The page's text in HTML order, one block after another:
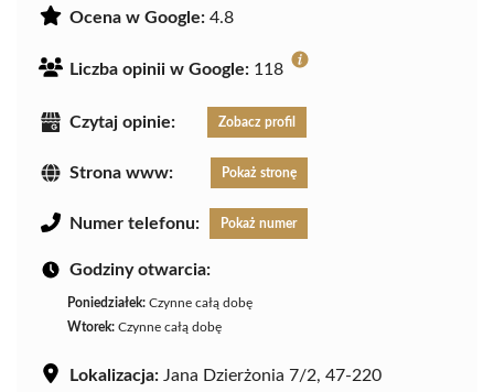
Ocena w Google: 4.8
Liczba opinii w Google: 118
Czytaj opinie: Zobacz profil
Strona www: Pokaż stronę
Numer telefonu: Pokaż numer
Godziny otwarcia:
Poniedziałek: Czynne całą dobę
Wtorek: Czynne całą dobę
Lokalizacja: Jana Dzierżonia 7/2, 47-220